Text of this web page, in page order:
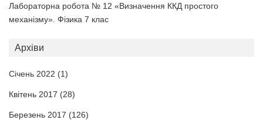
Лабораторна робота № 12 «Визначення ККД простого
механізму». Фізика 7 клас
Архіви
Січень 2022 (1)
Квітень 2017 (28)
Березень 2017 (126)